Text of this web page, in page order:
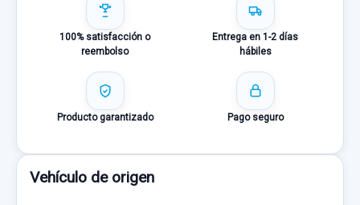
100% satisfacción o
reembolso
Entrega en 1-2 días
hábiles
Producto garantizado Pago seguro
Vehículo de origen